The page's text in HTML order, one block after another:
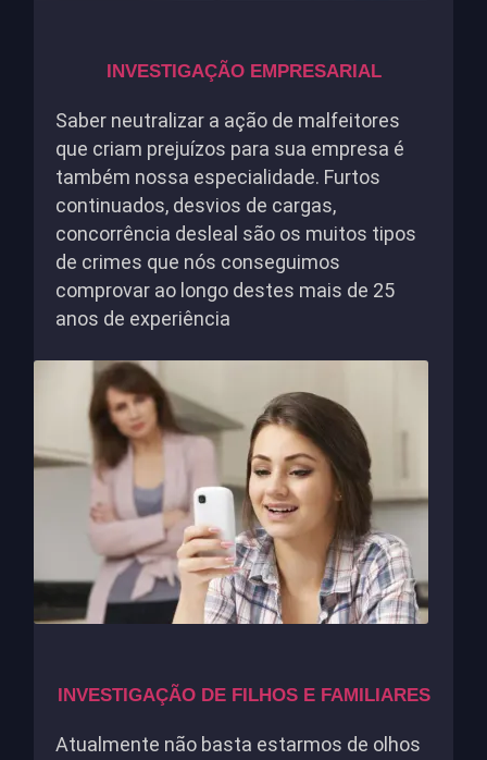
INVESTIGAÇÃO EMPRESARIAL
Saber neutralizar a ação de malfeitores
que criam prejuízos para sua empresa é
também nossa especialidade. Furtos
continuados, desvios de cargas,
concorrência desleal são os muitos tipos
de crimes que nós conseguimos
comprovar ao longo destes mais de 25
anos de experiência
INVESTIGAÇÃO DE FILHOS E FAMILIARES
Atualmente não basta estarmos de olhos